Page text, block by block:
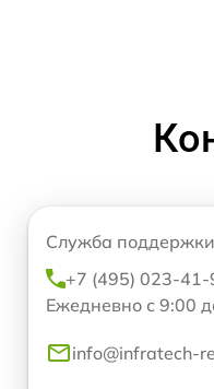
Служба поддержки
+7 (495) 023-41-
Ежедневно с 9:00
info@infratech-